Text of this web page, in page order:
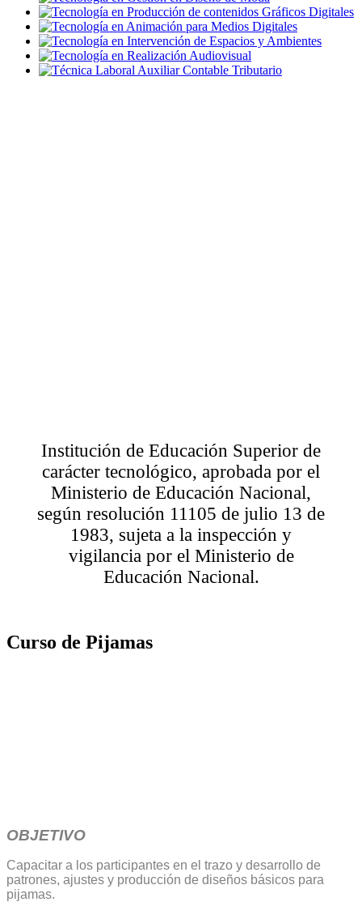
Institución de Educación Superior de
carácter tecnológico, aprobada por el
Ministerio de Educación Nacional,
según resolución 11105 de julio 13 de
1983, sujeta a la inspección y
vigilancia por el Ministerio de
Educación Nacional.
Curso de Pijamas
OBJETIVO
Capacitar a los participantes en el trazo y desarrollo de
patrones, ajustes y producción de diseños básicos para
pijamas.